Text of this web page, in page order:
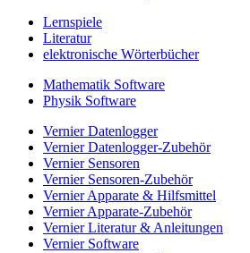
Lernspiele
Literatur
elektronische Wörterbücher
Mathematik Software
Physik Software
Vernier Datenlogger
Vernier Datenlogger-Zubehör
Vernier Sensoren
Vernier Sensoren-Zubehör
Vernier Apparate & Hilfsmittel
Vernier Apparate-Zubehör
Vernier Literatur & Anleitungen
Vernier Software